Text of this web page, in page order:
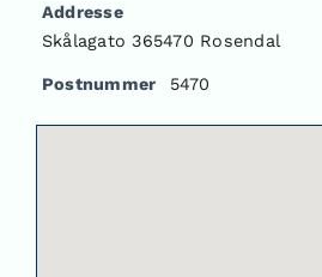
Tips & triks
Om oss
Addresse
Skålagato 365470 Rosendal
Postnummer 5470